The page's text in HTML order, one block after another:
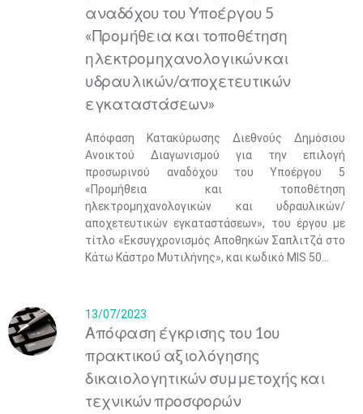
αναδόχου του Υποέργου 5
«Προμήθεια και τοποθέτηση
ηλεκτρομηχανολογικών και
υδραυλικών/αποχετευτικών
εγκαταστάσεων»
Απόφαση Κατακύρωσης Διεθνούς Δημόσιου
Ανοικτού Διαγωνισμού για την επιλογή
προσωρινού αναδόχου του Υποέργου 5
«Προμήθεια και τοποθέτηση
ηλεκτρομηχανολογικών και υδραυλικών/
αποχετευτικών εγκαταστάσεων», του έργου με
τίτλο «Εκσυγχρονισμός Αποθηκών Σαπλιτζά στο
Κάτω Κάστρο Μυτιλήνης», και κωδικό MIS 50...
13/07/2023
Απόφαση έγκρισης του 1ου
πρακτικού αξιολόγησης
δικαιολογητικών συμμετοχής και
τεχνικών προσφορών